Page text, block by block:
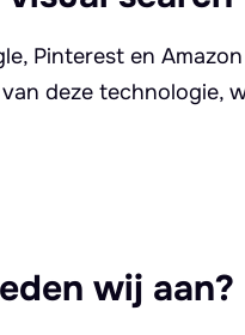
Pinterest en
deze
wij aan?